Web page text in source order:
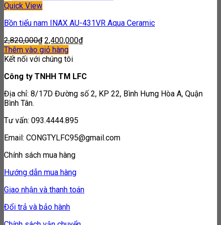
Quick View
Bồn tiểu nam INAX AU-431VR Aqua Ceramic
2,820,000₫ 2,400,000₫
Thêm vào giỏ hàng
Kết nối với chúng tôi
Công ty TNHH TM LFC
Địa chỉ: 8/17D Đường số 2, KP 22, Bình Hưng Hòa A, Quận
Bình Tân.
Tư vấn: 093.4444.895
Email: CONGTYLFC95@gmail.com
Chính sách mua hàng
Hướng dẫn mua hàng
Giao nhận và thanh toán
Đổi trả và bảo hành